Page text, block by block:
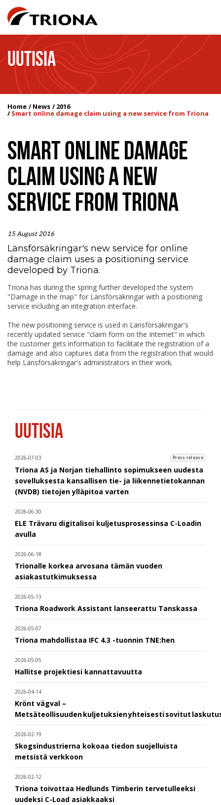
UUTISIA
Home News 2016
Smart online damage claim using a new service from Triona
SMART ONLINE DAMAGE
CLAIM USING A NEW
SERVICE FROM TRIONA
15 August 2016
Länsförsäkringar's new service for online
damage claim uses a positioning service
developed by Triona.
Triona has during the spring further developed the system
"Damage in the map" for Länsförsäkringar with a positioning
service including an integration interface.
The new positioning service is used in Länsförsäkringar's
recently updated service "claim form on the Internet" in which
the customer gets information to facilitate the registration of a
damage and also captures data from the registration that would
help Länsförsäkringar's administrators in their work.
UUTISIA
2026-07-03 Press release
Triona AS ja Norjan tiehallinto sopimukseen uudesta
sovelluksesta kansallisen tie- ja liikennetietokannan
(NVDB) tietojen ylläpitoa varten
2026-06-30
ELE Trävaru digitalisoi kuljetusprosessinsa C-Loadin
avulla
2026-06-18
Trionalle korkea arvosana tämän vuoden
asiakastutkimuksessa
2026-05-13
Triona Roadwork Assistant lanseerattu Tanskassa
2026-05-07
Triona mahdollistaa IFC 4.3 -tuonnin TNE:hen
2026-05-05
Hallitse projektiesi kannattavuutta
2026-04-14
Krönt vägval –
Metsäteollisuuden kuljetuksien yhteisesti sovitut
2026-02-19
Skogsindustrierna kokoaa tiedon suojelluista
metsistä verkkoon
2026-02-12
Triona toivottaa Hedlunds Timberin tervetulleeksi
uudeksi C-Load asiakkaaksi